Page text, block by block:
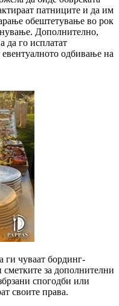
патниците и да им
обештетување во рок
Дополнително,
да го исплатат
одбивање на
ги чуваат бординг-
сметките за дополнителни
спогодби или
своите права.